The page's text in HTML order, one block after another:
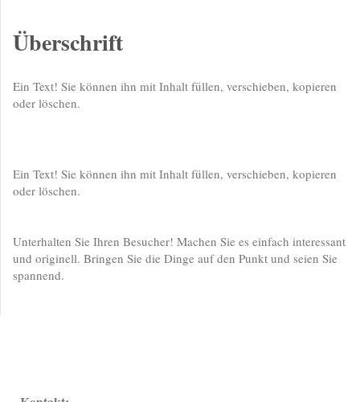
Überschrift
Ein Text! Sie können ihn mit Inhalt füllen, verschieben, kopieren
oder löschen.
Ein Text! Sie können ihn mit Inhalt füllen, verschieben, kopieren
oder löschen.
Unterhalten Sie Ihren Besucher! Machen Sie es einfach interessant
und originell. Bringen Sie die Dinge auf den Punkt und seien Sie
spannend.